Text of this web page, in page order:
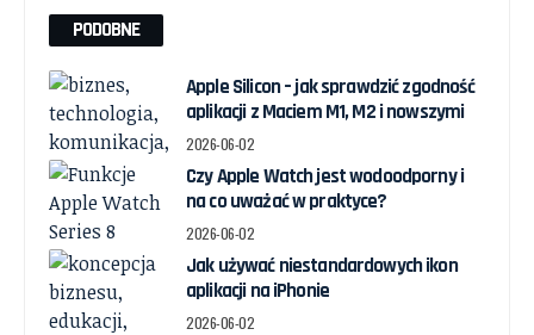
PODOBNE
Apple Silicon – jak sprawdzić zgodność
aplikacji z Maciem M1, M2 i nowszymi
2026-06-02
Czy Apple Watch jest wodoodporny i
na co uważać w praktyce?
2026-06-02
Jak używać niestandardowych ikon
aplikacji na iPhonie
2026-06-02